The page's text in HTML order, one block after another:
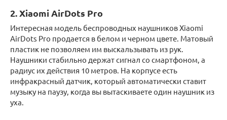
2. Xiaomi AirDots Pro
Интересная модель беспроводных наушников Xiaomi
AirDots Pro продается в белом и черном цвете. Матовый
пластик не позволяем им выскальзывать из рук.
Наушники стабильно держат сигнал со смартфоном, а
радиус их действия 10 метров. На корпусе есть
инфракрасный датчик, который автоматически ставит
музыку на паузу, когда вы вытаскиваете один наушник из
уха.